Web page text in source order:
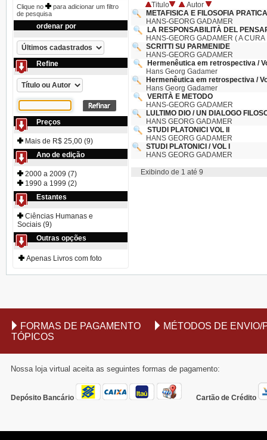
Clique no
para adicionar um filtro
de pesquisa
ordenar por
Refine
Preços
Mais de R$ 25,00 (9)
Ano de edição
2000 a 2009 (7)
1990 a 1999 (2)
Estantes
Ciências Humanas e
Sociais (9)
Outras opções
Apenas Livros com foto
Titulo
Autor
METAFISICA E FILOSOFIA
HANS-GEORG GADAMER
LA RESPONSABILITÀ DEL
HANS-GEORG GADAMER ( A CURA
SCRITTI SU PARMENIDE
HANS-GEORG GADAMER
Hermenêutica em retrospectiva /
Hans Georg Gadamer
Hermenêutica em retrospectiva /
Hans Georg Gadamer
VERITÀ E METODO
HANS-GEORG GADAMER
LULTIMO DIO / UN DIALOGO
HANS GEORG GADAMER
STUDI PLATONICI VOL II
HANS GEORG GADAMER
STUDI PLATONICI / VOL I
HANS GEORG GADAMER
Exibindo de 1 até 9
FORMAS DE PAGAMENTO
MÉTODOS DE
TÓPICOS
Nossa loja virtual aceita as seguintes formas de pagamento:
Depósito Bancário Cartão de Crédito